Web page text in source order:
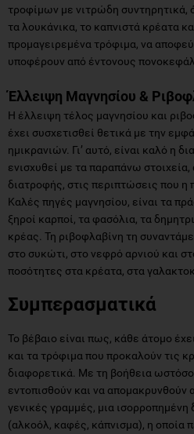
τροφίμων με νιτρώδη συντηρητικά,
τα λουκάνικα, το καπνιστά κρέατα
προμαγειρεμένα τρόφιμα, να
υποφέρουν από έντονους
Έλλειψη Μαγνησίου &
Η έλλειψη τέλος μαγνησίου και
έχει συσχετισθεί θετικά με την
ημικρανιών. Γι’ αυτό, είναι καλό η
ενισχυθεί με τα παραπάνω
διατροφής, στις περιπτώσεις που η
Καλές πηγές μαγνησίου, είναι τα
ξηροί καρποί, τα φασόλια, τα
κρέας. Τη ριβοφλαβίνη τη
στο συκώτι, στο νεφρό αρνιού και
ποσότητες στα κρέατα, στα
Συμπερασματικά
Το βέβαιο είναι πως, κάθε άτομο
και τα τρόφιμα που προκαλούν τις
διαφορετικά. Με τη βοήθεια
εντοπισθούν και να απομακρυνθούν
γενικές γραμμές, μια
(αλκοόλ, καφές, κάπνισμα), η οποία